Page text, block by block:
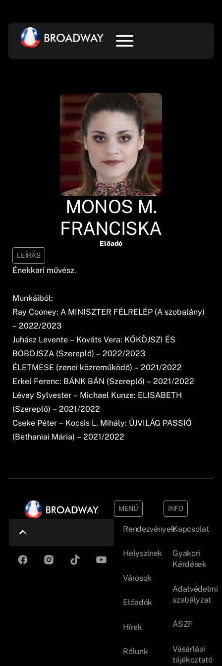
MONOS M.
FRANCISKA
Előadó
LEÍRÁS
Énekkari művész.
Munkáiból:
Ray Cooney: A MINISZTER FÉLRELÉP (A szobalány)
– 2022/2023
Juhász Levente – Kováts Vera: KÖKÖJSZI ÉS
BOBOJSZA (Szereplő) – 2022/2023
ÉLETMESE (zenei közreműködő) – 2021/2022
Erkel Ferenc: BÁNK BÁN (Szereplő) – 2021/2022
Lévay Sylvester – Michael Kunze: ELISABETH
(Szereplő) – 2021/2022
Cseke Péter – Kocsis L. Mihály: ÚJVILÁG PASSIÓ
(Bethaniai Mária) – 2021/2022
MENÜ
Rendezvények
Helyszínek
Városok
Előadók
Hírek
Rólunk
INFO
Kapcsolat
Gyakori
Kérdések
Adatvédelmi
szabályzat
ÁSZF
Vásárlási
tájékoztató